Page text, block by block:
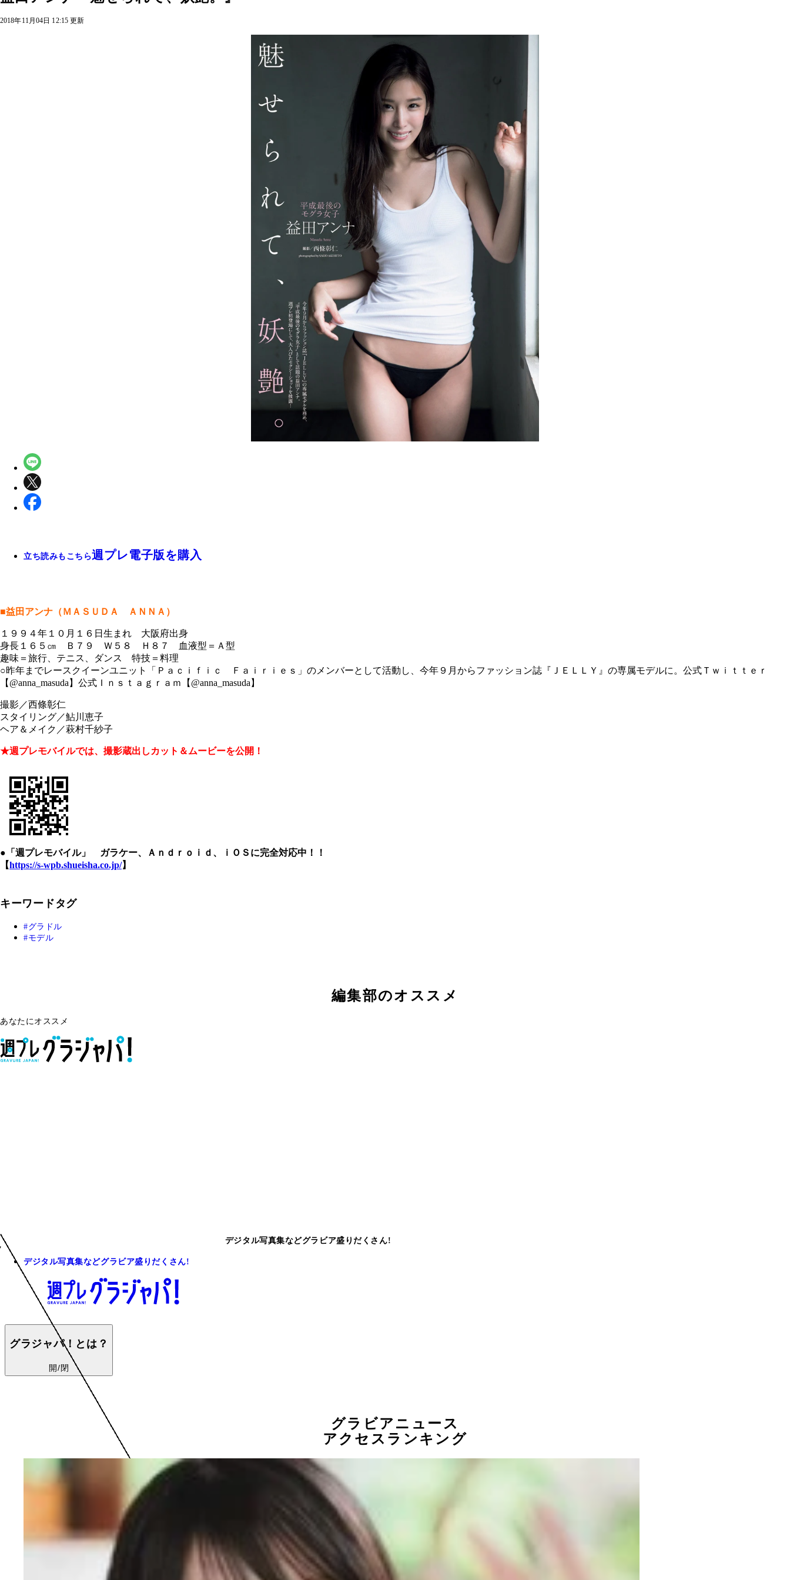
2018年11月04日 12:15 更新
立ち読みもこちら週プレ電子版を購入
■益田アンナ（ＭＡＳＵＤＡ ＡＮＮＡ）
１９９４年１０月１６日生まれ 大阪府出身
身長１６５㎝ Ｂ７９ Ｗ５８ Ｈ８７ 血液型＝Ａ型
趣味＝旅行、テニス、ダンス 特技＝料理
○昨年までレースクイーンユニット「Ｐａｃｉｆｉｃ Ｆａｉｒｉｅｓ」のメンバーとして活動し、今年９月からファッション誌『ＪＥＬＬＹ』の専属モデルに。公式Ｔｗｉｔｔｅｒ
【@anna_masuda】公式Ｉｎｓｔａｇｒａｍ【@anna_masuda】
撮影／西條彰仁
スタイリング／鮎川恵子
ヘア＆メイク／萩村千紗子
★週プレモバイルでは、撮影蔵出しカット＆ムービーを公開！
●「週プレモバイル」 ガラケー、Ａｎｄｒｏｉｄ、ｉＯＳに完全対応中！！
【https://s-wpb.shueisha.co.jp/】
キーワードタグ
グラドル
モデル
編集部のオススメ
あなたにオススメ
デジタル写真集などグラビア盛りだくさん!
デジタル写真集などグラビア盛りだくさん!
グラジャパ！とは？
開/閉
グラビアニュース
アクセスランキング